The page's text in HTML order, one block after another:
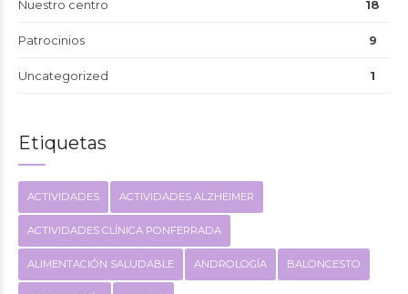
Nuestro centro 18
Patrocinios 9
Uncategorized 1
Etiquetas
ACTIVIDADES ACTIVIDADES ALZHEIMER
ACTIVIDADES CLÍNICA PONFERRADA
ALIMENTACIÓN SALUDABLE ANDROLOGÍA BALONCESTO